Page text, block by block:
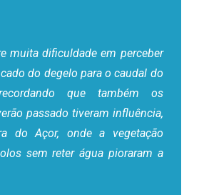
muita dificuldade em perceber
do degelo para o caudal do
que também os
passado tiveram influência,
do Açor, onde a vegetação
sem reter água pioraram a